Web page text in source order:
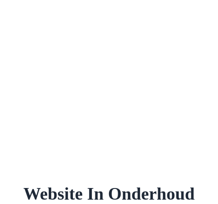
Website In Onderhoud